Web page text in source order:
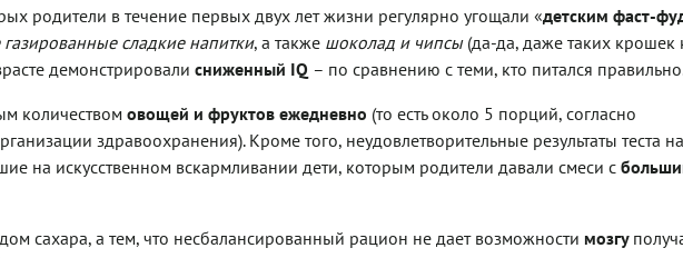
родители в течение первых двух лет жизни регулярно угощали «детским фаст-
сладкие напитки, а также шоколад и чипсы(да-да, даже таких крошек
демонстрировали сниженный IQ – по сравнению с теми, кто питался
количеством овощей и фруктов ежедневно (то есть около 5 порций, согласно
здравоохранения). Кроме того, неудовлетворительные результаты теста
на искусственном вскармливании дети, которым родители давали смеси с
сахара, а тем, что несбалансированный рацион не дает возможности мозгу